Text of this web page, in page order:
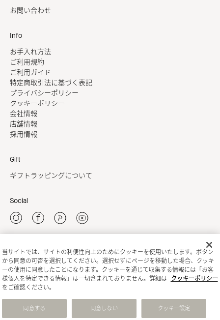
お問い合わせ
Info
お手入れ方法
ご利用規約
ご利用ガイド
特定商取引法に基づく表記
プライバシーポリシー
クッキーポリシー
会社情報
店舗情報
採用情報
Gift
ギフトラッピングについて
Social
新規会員登録
State of Escape To the top
当サイトでは、サイトの利便性向上のためにクッキーを使用いたします。ボタン
から同意の可否を選択してください。選択せずにページを移動した場合、クッキ
ーの使用に同意したことになります。クッキーを通じて収集する情報には「お客
様個人を特定できる情報」は一切含まれておりません。詳細は
クッキーポリシー
をご確認ください。
クッキー設定
同意しない
同意する